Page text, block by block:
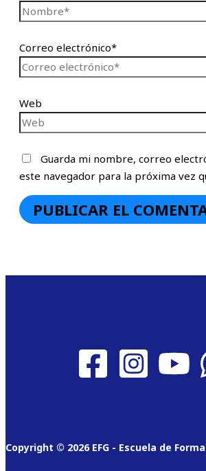
Correo electrónico*
Web
Guarda mi nombre, correo
este navegador para la próxima vez
Copyright © 2026 EFG - Escuela de